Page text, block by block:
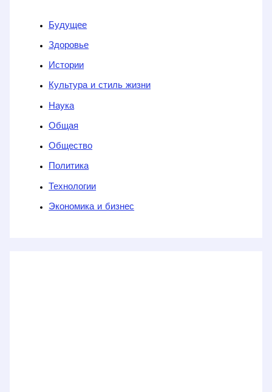
Будущее
Здоровье
Истории
Культура и стиль жизни
Наука
Общая
Общество
Политика
Технологии
Экономика и бизнес